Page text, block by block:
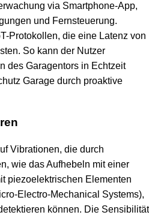
via Smartphone-App,
und Fernsteuerung.
Protokollen, die eine Latenz von
So kann der Nutzer
des Garagentors in Echtzeit
Garage durch proaktive
Vibrationen, die durch
wie das Aufhebeln mit einer
piezoelektrischen Elementen
Electro-Mechanical Systems),
können. Die Sensibilität